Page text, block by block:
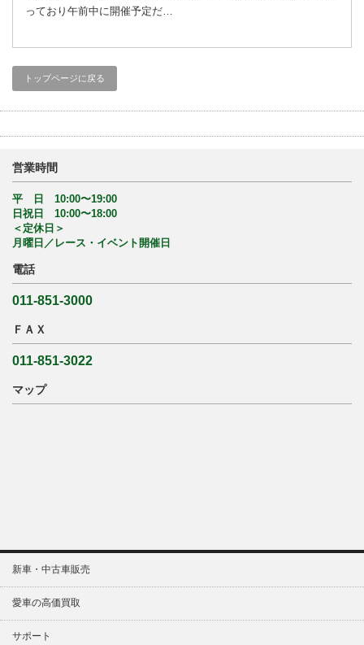
っており午前中に開催予定だ…
トップページに戻る
営業時間
平 日 10:00〜19:00
日祝日 10:00〜18:00
＜定休日＞
月曜日／レース・イベント開催日
電話
011-851-3000
ＦＡＸ
011-851-3022
マップ
新車・中古車販売
愛車の高価買取
サポート